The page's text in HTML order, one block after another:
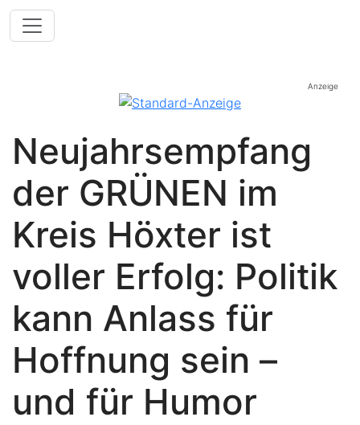
Anzeige
Neujahrsempfang
der GRÜNEN im
Kreis Höxter ist
voller Erfolg: Politik
kann Anlass für
Hoffnung sein –
und für Humor